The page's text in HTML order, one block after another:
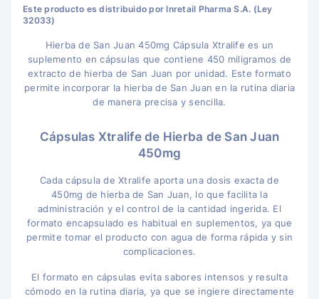
Este producto es distribuido por Inretail Pharma S.A. (Ley
32033)
Hierba de San Juan 450mg Cápsula Xtralife es un
suplemento en cápsulas que contiene 450 miligramos de
extracto de hierba de San Juan por unidad. Este formato
permite incorporar la hierba de San Juan en la rutina diaria
de manera precisa y sencilla.
Cápsulas Xtralife de Hierba de San Juan
450mg
Cada cápsula de Xtralife aporta una dosis exacta de
450mg de hierba de San Juan, lo que facilita la
administración y el control de la cantidad ingerida. El
formato encapsulado es habitual en suplementos, ya que
permite tomar el producto con agua de forma rápida y sin
complicaciones.
El formato en cápsulas evita sabores intensos y resulta
cómodo en la rutina diaria, ya que se ingiere directamente